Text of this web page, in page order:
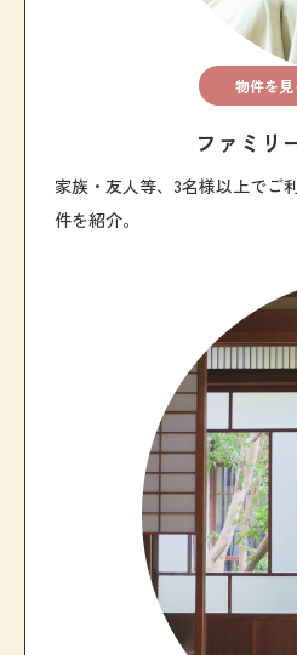
物件を見
ファミリ
家族・友人等、3名様以上でご
件を紹介。